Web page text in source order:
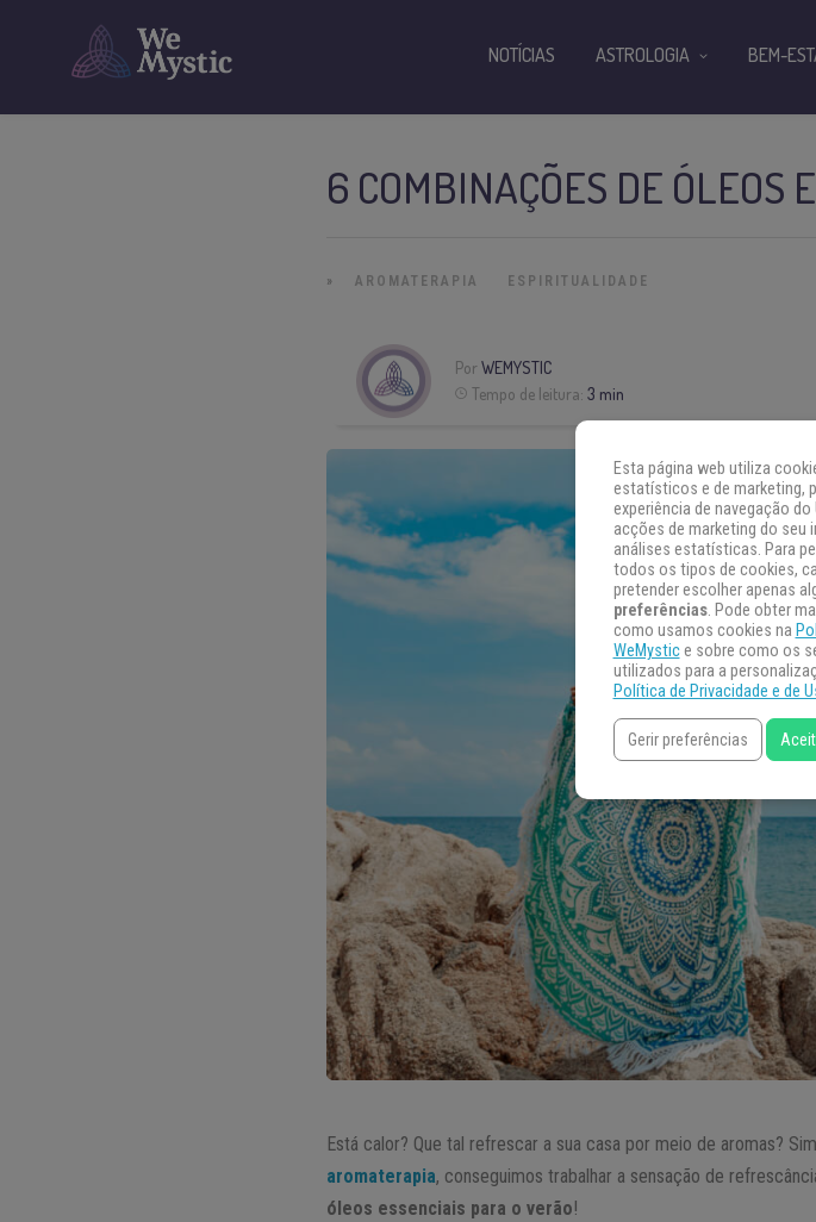
6 COMBINAÇÕES DE ÓLEOS
» AROMATERAPIA ESPIRITUALIDADE
PorWEMYSTIC
Tempo de leitura:3 min
Está calor? Que tal refrescar a sua casa por meio de aromas?
aromaterapia, conseguimos trabalhar a sensação de
óleos essenciais para o verão!
NOTÍCIAS ASTROLOGIA BEM-
Esta página web utiliza
estatísticos e de marketing,
experiência de navegação
acções de marketing do seu
análises estatísticas. Para
todos os tipos de cookies,
pretender escolher apenas
preferências. Pode obter
como usamos cookies na
WeMystice sobre como os
utilizados para a
Política de Privacidade e de
Gerir preferências